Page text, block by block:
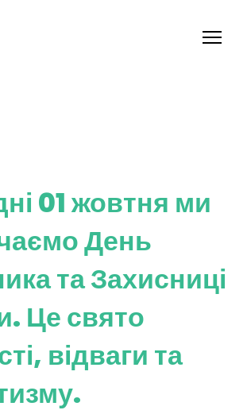
01 жовтня ми
День
та Захисниці
Це свято
відваги та